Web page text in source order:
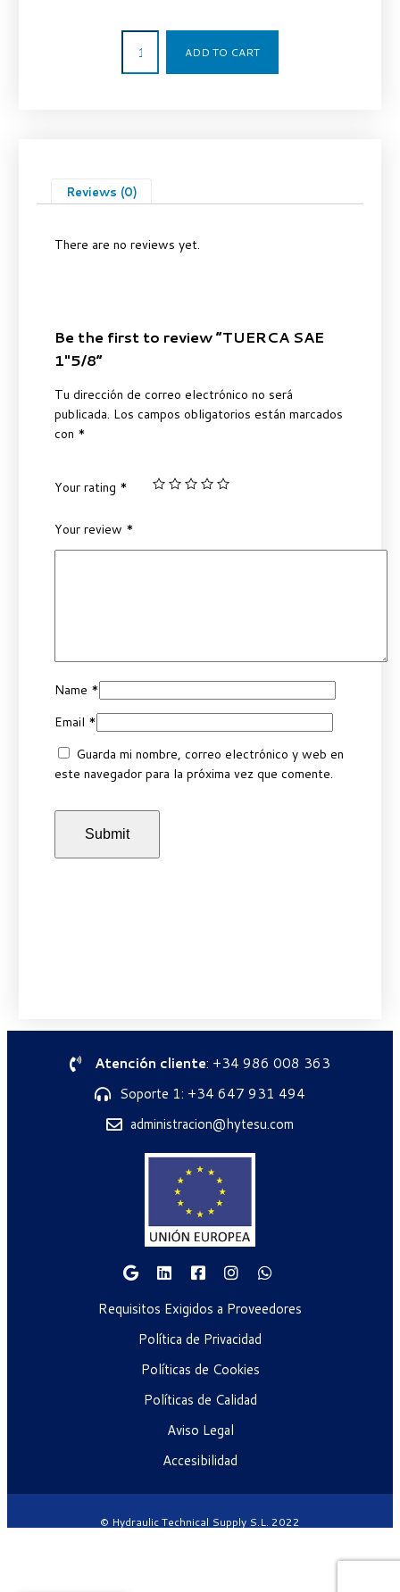
ADD TO CART
Reviews (0)
There are no reviews yet.
Be the first to review “TUERCA SAE
1″5/8”
Tu dirección de correo electrónico no será
publicada. Los campos obligatorios están marcados
con *
Your rating *
Your review *
Name *
Email *
Guarda mi nombre, correo electrónico y web en
este navegador para la próxima vez que comente.
Atención cliente: +34 986 008 363
Soporte 1: +34 647 931 494
administracion@hytesu.com
Requisitos Exigidos a Proveedores
Política de Privacidad
Políticas de Cookies
Políticas de Calidad
Aviso Legal
Accesibilidad
© Hydraulic Technical Supply S.L. 2022